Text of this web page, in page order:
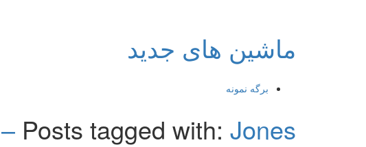
ماشین های جدید
برگه نمونه
Posts tagged with: Jones –